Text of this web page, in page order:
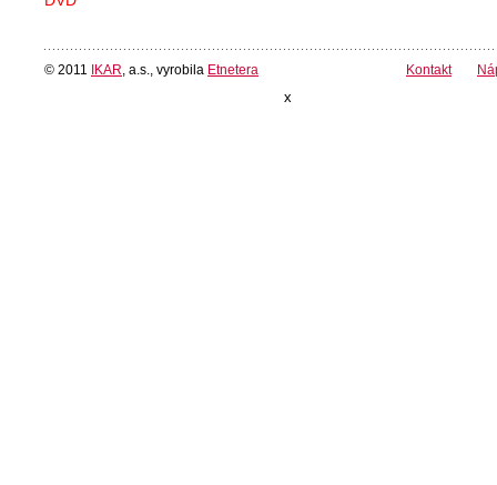
© 2011 IKAR , a.s., vyrobila Etnetera Kontakt
x